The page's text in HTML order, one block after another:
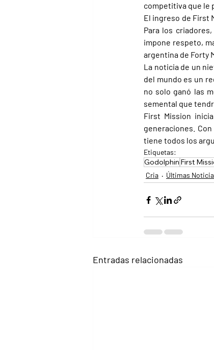
competitiva que le
El ingreso de First
Para los
impone respeto,
argentina de Forty
La noticia de un
del mundo es un
no solo ganó las
semental que
First Mission
generaciones.
tiene todos los
Etiquetas:
Godolphin First
Cria Últimas
Entradas relacionadas